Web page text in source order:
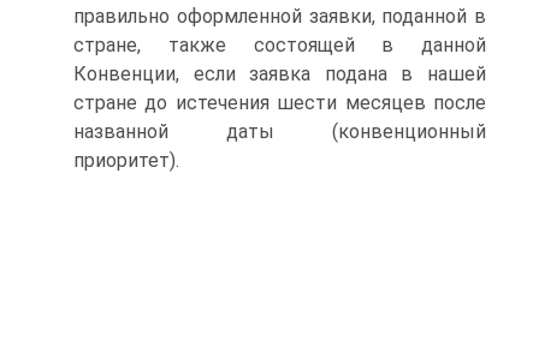
правильно оформленной заявки, поданной в
стране, также состоящей в данной
Конвенции, если заявка подана в нашей
стране до истечения шести месяцев после
названной даты (конвенционный
приоритет).